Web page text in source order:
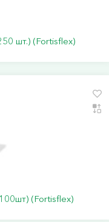
шт.) (Fortisflex)
(Fortisflex)